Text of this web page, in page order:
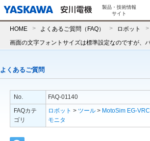
製品・技術情報
サイト
HOME よくあるご質問（FAQ） ロボット
よくあるご質問
No.
FAQ-01140
FAQカテ
ゴリ
ロボット > ツール > MotoSim EG-VRC
モニタ